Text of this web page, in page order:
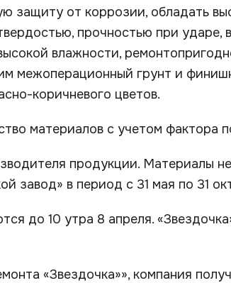
защиту от коррозии, обладать
прочностью при ударе,
влажности,
межоперационный грунт и
коричневого цветов.
материалов с учетом фактора
продукции. Материалы
завод» в период с 31 мая по 31
до 10 утра 8 апреля.
«Звездочка»», компания